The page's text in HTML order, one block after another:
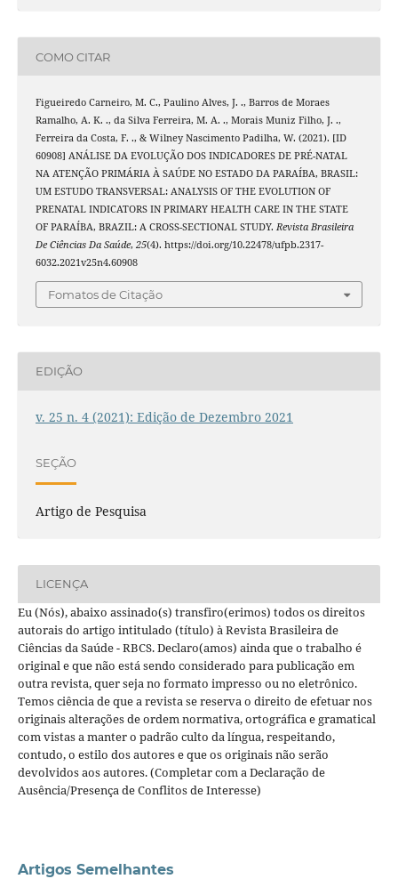
COMO CITAR
Figueiredo Carneiro, M. C., Paulino Alves, J. ., Barros de Moraes
Ramalho, A. K. ., da Silva Ferreira, M. A. ., Morais Muniz Filho, J. .,
Ferreira da Costa, F. ., & Wilney Nascimento Padilha, W. (2021). [ID
60908] ANÁLISE DA EVOLUÇÃO DOS INDICADORES DE PRÉ-NATAL
NA ATENÇÃO PRIMÁRIA À SAÚDE NO ESTADO DA PARAÍBA, BRASIL:
UM ESTUDO TRANSVERSAL: ANALYSIS OF THE EVOLUTION OF
PRENATAL INDICATORS IN PRIMARY HEALTH CARE IN THE STATE
OF PARAÍBA, BRAZIL: A CROSS-SECTIONAL STUDY. Revista Brasileira
De Ciências Da Saúde, 25(4). https://doi.org/10.22478/ufpb.2317-
6032.2021v25n4.60908
Fomatos de Citação
EDIÇÃO
v. 25 n. 4 (2021): Edição de Dezembro 2021
SEÇÃO
Artigo de Pesquisa
LICENÇA
Eu (Nós), abaixo assinado(s) transfiro(erimos) todos os direitos
autorais do artigo intitulado (título) à Revista Brasileira de
Ciências da Saúde - RBCS. Declaro(amos) ainda que o trabalho é
original e que não está sendo considerado para publicação em
outra revista, quer seja no formato impresso ou no eletrônico.
Temos ciência de que a revista se reserva o direito de efetuar nos
originais alterações de ordem normativa, ortográfica e gramatical
com vistas a manter o padrão culto da língua, respeitando,
contudo, o estilo dos autores e que os originais não serão
devolvidos aos autores. (Completar com a Declaração de
Ausência/Presença de Conflitos de Interesse)
Artigos Semelhantes